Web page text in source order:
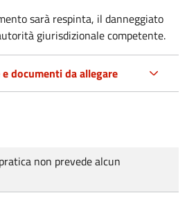
sarà respinta, il danneggiato
giurisdizionale competente.
documenti da allegare
non prevede alcun